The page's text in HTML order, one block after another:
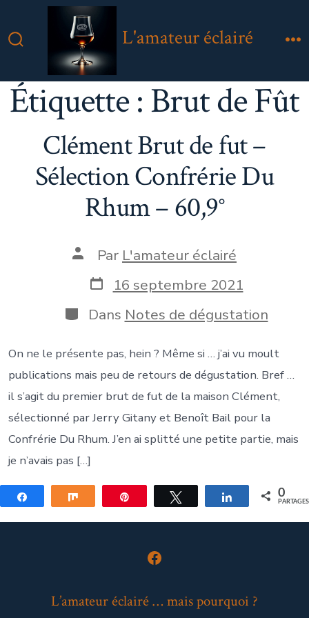
au
Bascule
Rechercher
L'amateur éclairé
Étiquette :Brut de Fût
Clément Brut de fut –
Sélection Confrérie Du
Rhum – 60,9°
Auteur
publication
Par L'amateur éclairé
Date
de
publication
16 septembre 2021
Catégories
Dans Notes de dégustation
On ne le présente pas, hein ? Même si … j’ai vu moult
publications mais peu de retours de dégustation. Bref …
il s’agit du premier brut de fut de la maison Clément,
sélectionné par Jerry Gitany et Benoît Bail pour la
Confrérie Du Rhum. J’en ai splitté une petite partie, mais
je n’avais pas […]
Partagez Partagez Tweetez Partagez 0
PARTAGES
Open
in
L’amateur éclairé … mais pourquoi ?